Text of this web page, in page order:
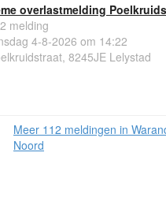
overlastmelding
melding
4-8-2026 om 14:22
8245JE Lelystad
Meer 112 meldingen in
Noord